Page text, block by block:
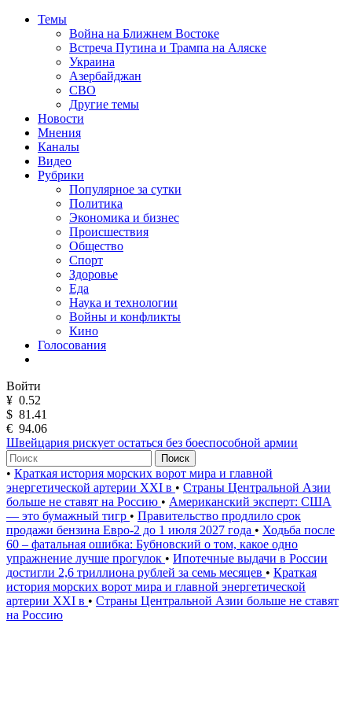
Темы
Война на Ближнем Востоке
Встреча Путина и Трампа на Аляске
Украина
Азербайджан
СВО
Другие темы
Новости
Мнения
Каналы
Видео
Рубрики
Популярное за сутки
Политика
Экономика и бизнес
Происшествия
Общество
Спорт
Здоровье
Еда
Наука и технологии
Войны и конфликты
Кино
Голосования
Войти
¥ 0.52
$ 81.41
€ 94.06
Швейцария рискует остаться без боеспособной армии
Поиск
• Краткая история морских ворот мира и главной
энергетической артерии XXI в • Страны Центральной Азии
больше не ставят на Россию • Американский эксперт: США
— это бумажный тигр • Правительство продлило срок
продажи бензина Евро-2 до 1 июля 2027 года • Ходьба после
60 – фатальная ошибка: Бубновский о том, какое одно
упражнение лучше прогулок • Ипотечные выдачи в России
достигли 2,6 триллиона рублей за семь месяцев • Краткая
история морских ворот мира и главной энергетической
артерии XXI в • Страны Центральной Азии больше не ставят
на Россию